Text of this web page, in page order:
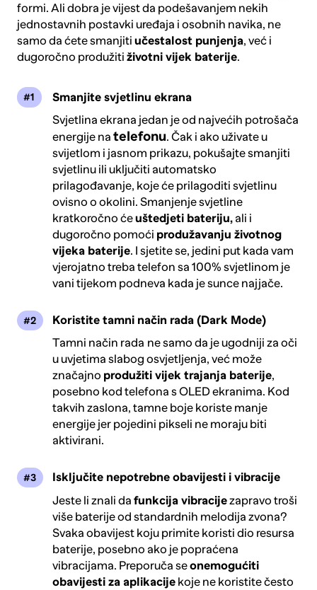
formi. Ali dobra je vijest da podešavanjem nekih
jednostavnih postavki uređaja i osobnih navika, ne
samo da ćete smanjiti učestalost punjenja, već i
dugoročno produžiti životni vijek baterije.
Smanjite svjetlinu ekrana
Svjetlina ekrana jedan je od najvećih potrošača
energije natelefonu. Čak i ako uživate u
svijetlom i jasnom prikazu, pokušajte smanjiti
svjetlinu ili uključiti automatsko
prilagođavanje, koje će prilagoditi svjetlinu
ovisno o okolini. Smanjenje svjetline
kratkoročno ćeuštedjeti bateriju, ali i
dugoročno pomoći produžavanju životnog
vijeka baterije. I sjetite se, jedini put kada vam
vjerojatno treba telefon sa 100% svjetlinom je
vani tijekom podneva kada je sunce najjače.
Koristite tamni način rada (Dark Mode)
Tamni način rada ne samo da je ugodniji za oči
u uvjetima slabog osvjetljenja, već može
značajno produžiti vijek trajanja baterije,
posebno kod telefona s OLED ekranima. Kod
takvih zaslona, tamne boje koriste manje
energije jer pojedini pikseli ne moraju biti
aktivirani.
Isključite nepotrebne obavijesti i vibracije
Jeste li znali dafunkcija vibracijezapravo troši
više baterije od standardnih melodija zvona?
Svaka obavijest koju primite koristi dio resursa
baterije, posebno ako je popraćena
vibracijama. Preporuča seonemogućiti
obavijesti za aplikacije koje ne koristite često